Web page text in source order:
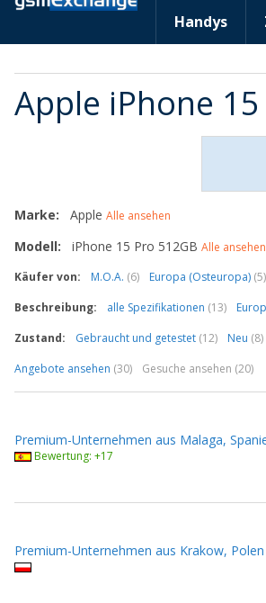
Handys
Apple iPhone
Marke: Apple Alle ansehen
Modell: iPhone 15 Pro 512GB Alle ansehen
Käufer von:
M.O.A. (6) Europa (Osteuropa) (5)
Beschreibung:
alle Spezifikationen (13)
Zustand:
Gebraucht und getestet (12) Neu (8)
Angebote ansehen (30) Gesuche ansehen (20)
Premium-Unternehmen aus Malaga,
Bewertung: +17
Premium-Unternehmen aus Krakow, Polen